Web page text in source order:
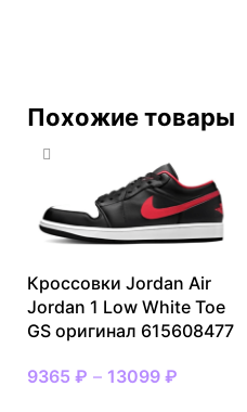
Похожие товары
Кроссовки Jordan Air
Jordan 1 Low White Toe
GS оригинал 615608477
9365 ₽ – 13099 ₽